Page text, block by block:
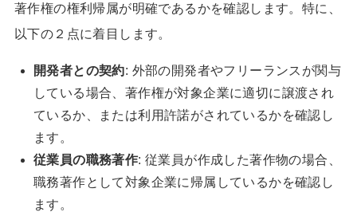
著作権の権利帰属が明確であるかを確認します。特に、
以下の２点に着目します。
開発者との契約: 外部の開発者やフリーランスが関与
している場合、著作権が対象企業に適切に譲渡され
ているか、または利用許諾がされているかを確認し
ます。
従業員の職務著作: 従業員が作成した著作物の場合、
職務著作として対象企業に帰属しているかを確認し
ます。